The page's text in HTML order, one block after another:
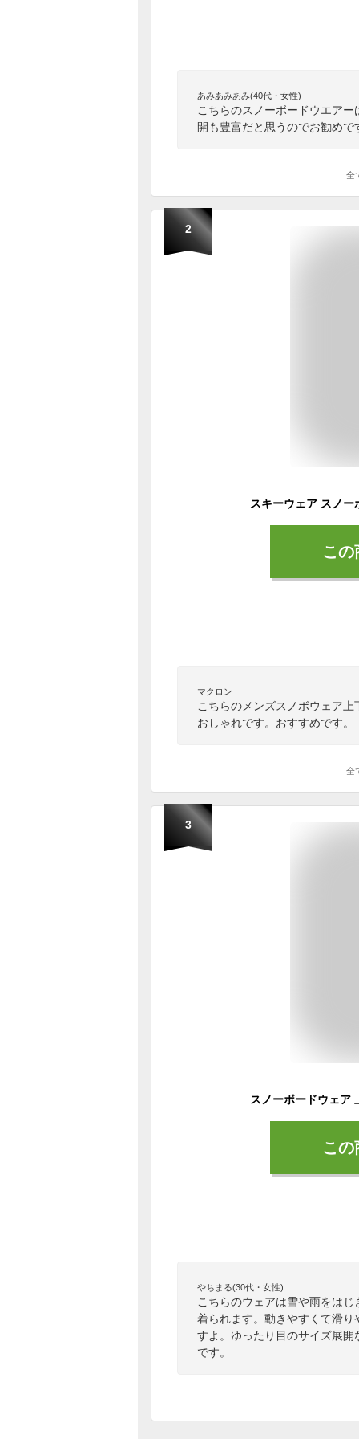
あみあみあみ(40代・女性)
こちらのスノーボードウエア
開も豊富だと思うのでお勧めで
全
2
こ
マクロン
こちらのメンズスノボウェア
おしゃれです。おすすめです。
全
3
こ
やちまる(30代・女性)
こちらのウェアは雪や雨をは
着られます。動きやすくて滑
すよ。ゆったり目のサイズ展
です。